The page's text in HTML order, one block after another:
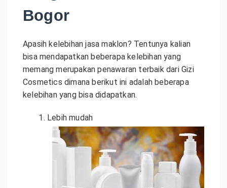
Bogor
Apasih kelebihan jasa maklon? Tentunya kalian
bisa mendapatkan beberapa kelebihan yang
memang merupakan penawaran terbaik dari Gizi
Cosmetics dimana berikut ini adalah beberapa
kelebihan yang bisa didapatkan.
Lebih mudah